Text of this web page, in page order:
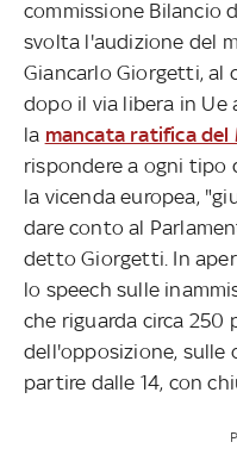
commissione Bilancio
svolta l'audizione del
Giancarlo Giorgetti,
dopo il via libera in
la mancata ratifica del
rispondere a ogni tipo
la vicenda europea,
dare conto al
detto Giorgetti. In
lo speech sulle
che riguarda circa
dell'opposizione, sulle
partire dalle 14, con